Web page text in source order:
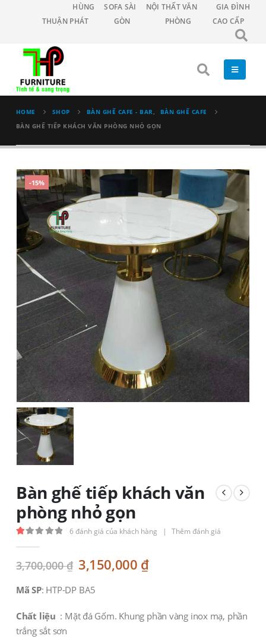
HÙNG
THUẬN PHÁT
SOFA SÀI
GÒN
NỘI THẤT VĂN
PHÒNG
GIA ĐÌNH
CAO CẤP
HOME SHOP BÀN GHẾ CAFE - BAR,
BÀN GHẾ CAFE
BÀN GHẾ TIẾP KHÁCH VĂN PHÒNG NHỎ GỌN
-15%
Bàn ghế tiếp khách văn
phòng nhỏ gọn
6 đánh giá của khách hàng | Thêm đánh giá
3,700,000₫ Original
price
was:
3,150,000 ₫Current
Mã SP: HTP-DP BA5
Chất liệu : Mặt đá Gốm. Khung phần vàng inox mạ, phần
trắng sắt sơn